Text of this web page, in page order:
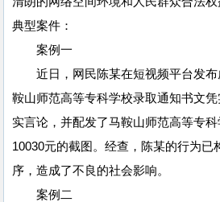
典型案件：
案例一
近日，网民陈某在短视频平台发布
鞍山师范高等专科学校录取通知书文凭
实言论，并配发了马鞍山师范高等专
10030元的截图。经查，陈某的行为已
序，造成了不良的社会影响。
案例二